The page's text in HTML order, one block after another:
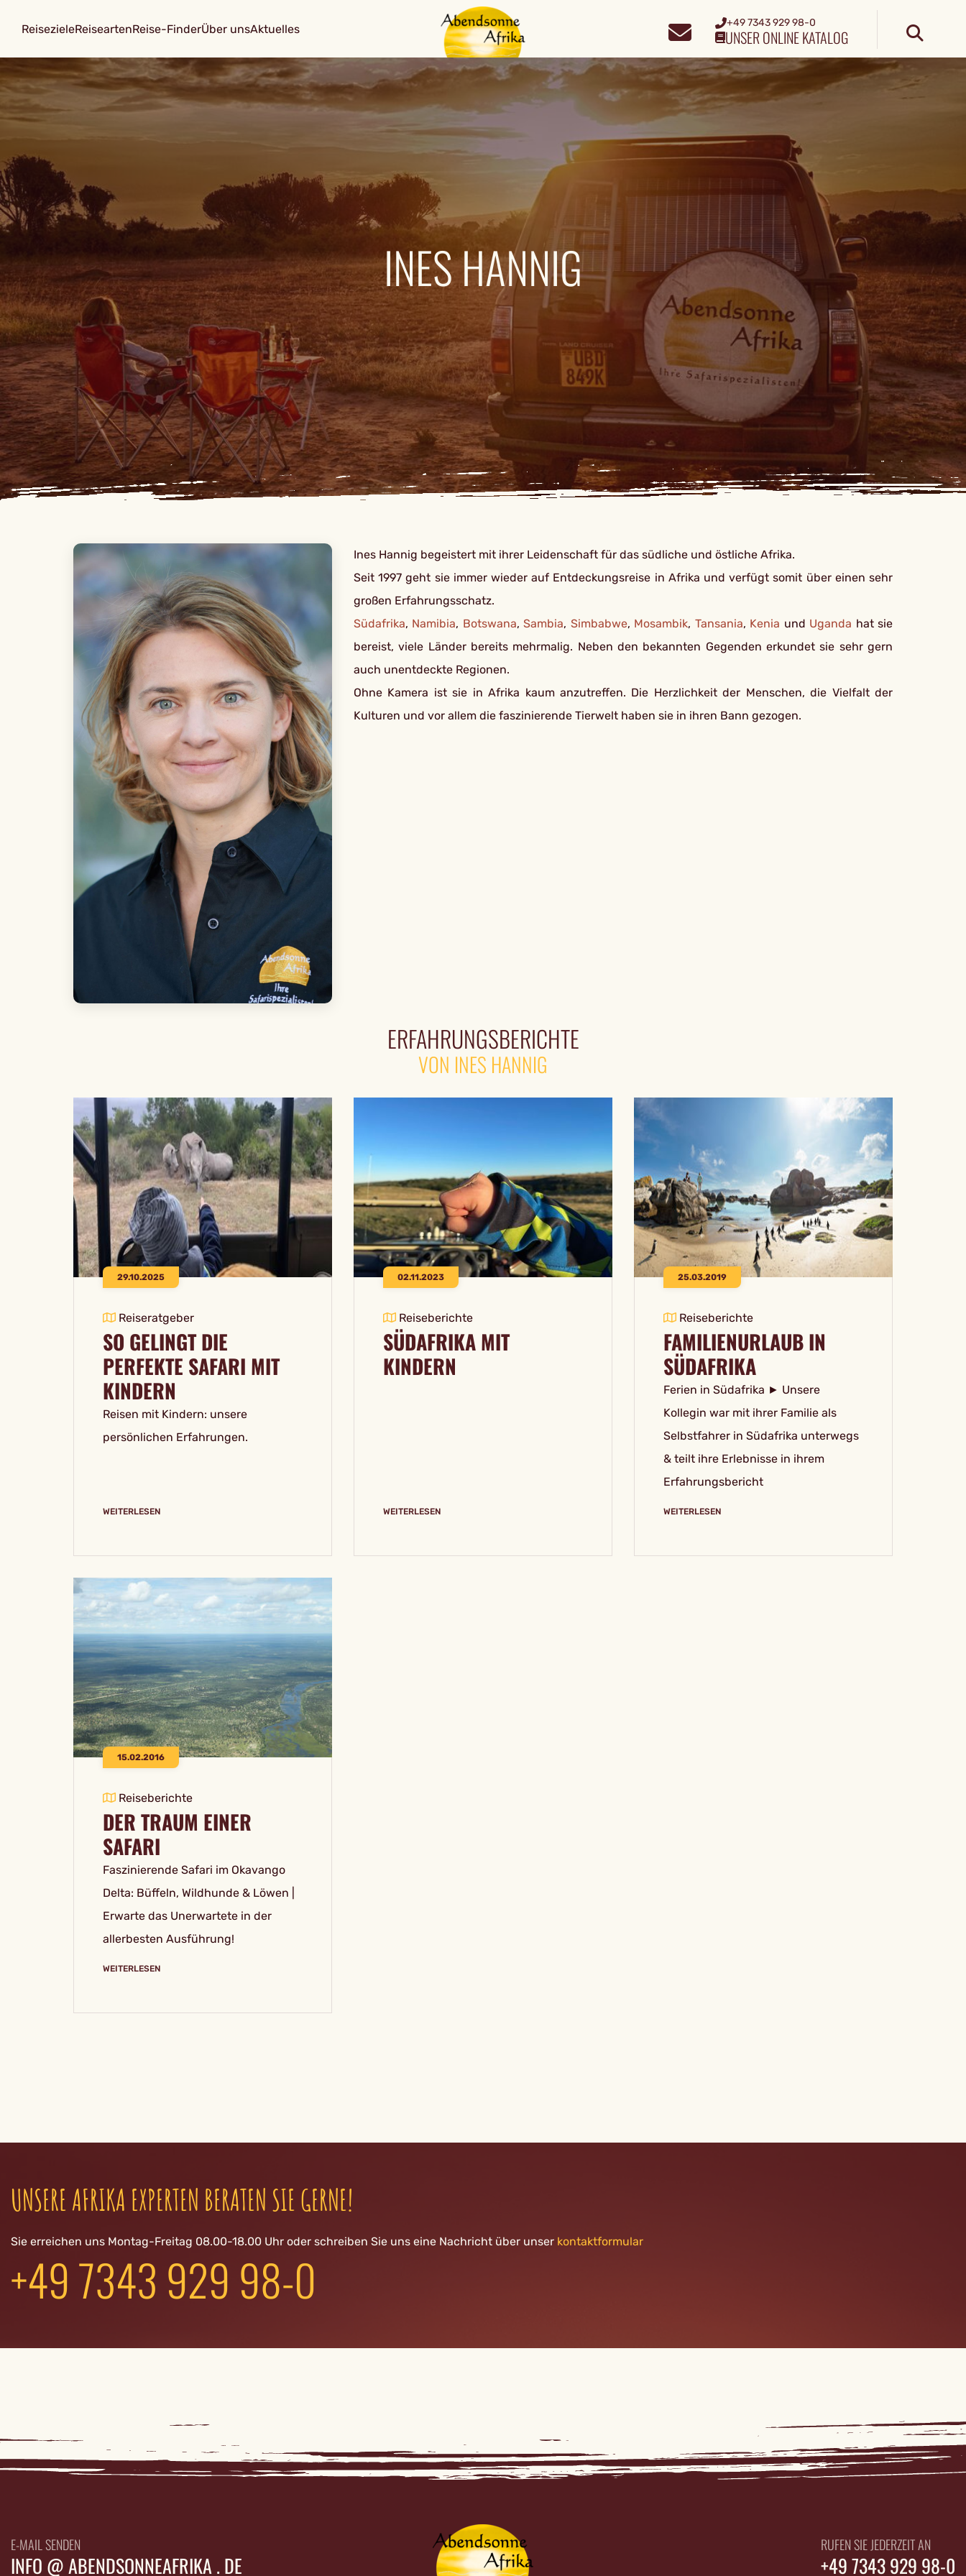
ReisezieleReiseartenReise-FinderÜber unsAktuelles +49 7343 929 98-0
UNSER ONLINE KATALOG
INES HANNIG
Ines Hannig begeistert mit ihrer Leidenschaft für das südliche und östliche Afrika.
Seit 1997 geht sie immer wieder auf Entdeckungsreise in Afrika und verfügt somit über einen sehr
großen Erfahrungsschatz.
Südafrika, Namibia, Botswana,Sambia, Simbabwe, Mosambik, Tansania, Kenia und Uganda hat sie
bereist, viele Länder bereits mehrmalig. Neben den bekannten Gegenden erkundet sie sehr gern
auch unentdeckte Regionen.
Ohne Kamera ist sie in Afrika kaum anzutreffen. Die Herzlichkeit der Menschen, die Vielfalt der
Kulturen und vor allem die faszinierende Tierwelt haben sie in ihren Bann gezogen.
ERFAHRUNGSBERICHTE
VON INES HANNIG
29.10.2025
Reiseratgeber
SO GELINGT DIE
PERFEKTE SAFARI MIT
KINDERN
Reisen mit Kindern: unsere
persönlichen Erfahrungen.
WEITERLESEN
02.11.2023
Reiseberichte
SÜDAFRIKA MIT
KINDERN
WEITERLESEN
25.03.2019
Reiseberichte
FAMILIENURLAUB IN
SÜDAFRIKA
Ferien in Südafrika ► Unsere
Kollegin war mit ihrer Familie als
Selbstfahrer in Südafrika unterwegs
& teilt ihre Erlebnisse in ihrem
Erfahrungsbericht
WEITERLESEN
15.02.2016
Reiseberichte
DER TRAUM EINER
SAFARI
Faszinierende Safari im Okavango
Delta: Büffeln, Wildhunde & Löwen |
Erwarte das Unerwartete in der
allerbesten Ausführung!
WEITERLESEN
UNSERE AFRIKA EXPERTEN BERATEN SIE GERNE!
Sie erreichen uns Montag-Freitag 08.00-18.00 Uhr oder schreiben Sie uns eine Nachricht über unser kontaktformular
+49 7343 929 98-0
E-MAIL SENDEN
INFO @ ABENDSONNEAFRIKA . DE
RUFEN SIE JEDERZEIT AN
+49 7343 929 98-0